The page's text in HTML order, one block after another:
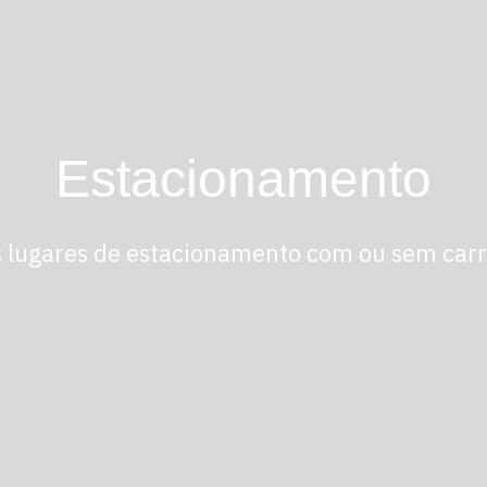
Estacionamento
lugares de estacionamento com ou sem